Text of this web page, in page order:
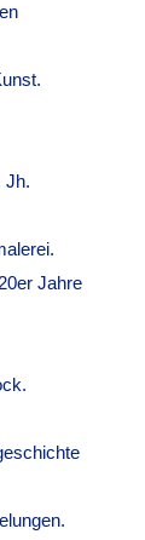
Jh.
Jahre